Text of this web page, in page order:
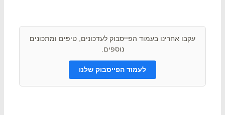
עקבו אחרינו בעמוד הפייסבוק לעדכונים, טיפים ומתכונים
לעמוד הפייסבוק שלנו